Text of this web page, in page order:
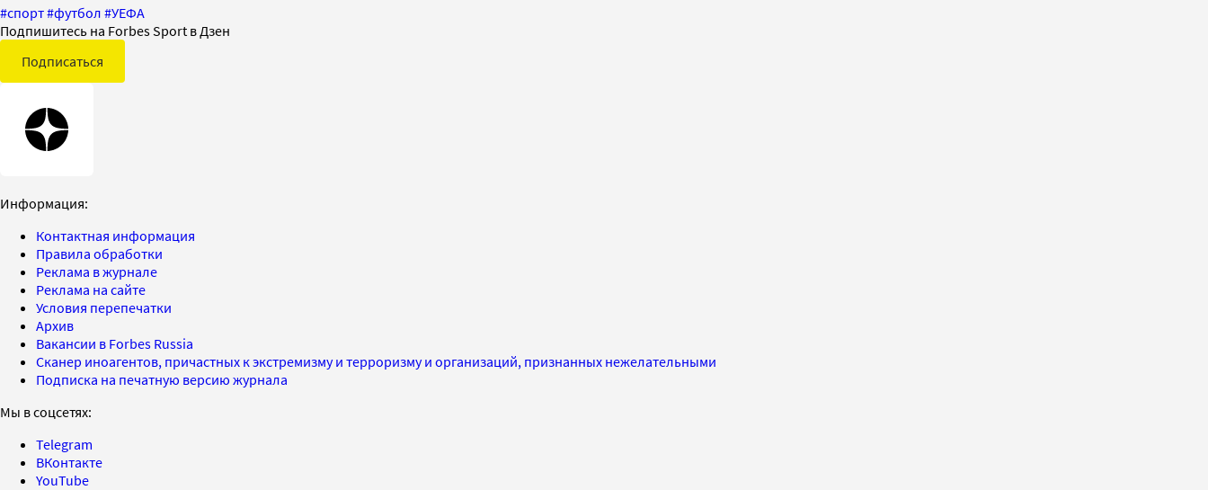
#спорт#футбол #УЕФА
Подпишитесь на Forbes Sport в Дзен
Подписаться
Информация:
Контактная информация
Правила обработки
Реклама в журнале
Реклама на сайте
Условия перепечатки
Архив
Вакансии в Forbes Russia
Сканер иноагентов, причастных к экстремизму и терроризму и организаций, признанных нежелательными
Подписка на печатную версию журнала
Мы в соцсетях:
Telegram
ВКонтакте
YouTube